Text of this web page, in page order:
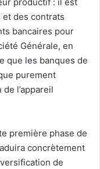
des contrats
bancaires pour
Générale, en
que les banques de
purement
l’appareil
première phase de
concrètement
de